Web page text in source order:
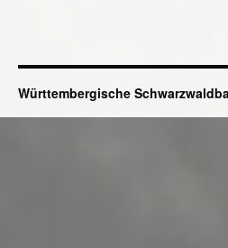
Württembergische